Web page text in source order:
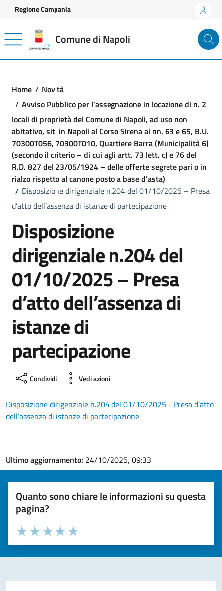
Vai ai contenuti
Vai al footer
Regione Campania
Comune di Napoli
Home
Novità
Avviso Pubblico per l’assegnazione in locazione di n. 2
locali di proprietà del Comune di Napoli, ad uso non
abitativo, siti in Napoli al Corso Sirena ai nn. 63 e 65, B.U.
70300T056, 70300T010, Quartiere Barra (Municipalità 6)
(secondo il criterio – di cui agli artt. 73 lett. c) e 76 del
R.D. 827 del 23/05/1924 – delle offerte segrete pari o in
rialzo rispetto al canone posto a base d’asta)
Disposizione dirigenziale n.204 del 01/10/2025 – Presa
d’atto dell’assenza di istanze di partecipazione
Disposizione
dirigenziale n.204 del
01/10/2025 – Presa
d’atto dell’assenza di
istanze di
partecipazione
Condividi Vedi azioni
Disposizione dirigenziale n.204 del 01/10/2025 - Presa d’atto
dell’assenza di istanze di partecipazione
Ultimo aggiornamento: 24/10/2025, 09:33
Quanto sono chiare le informazioni su questa
pagina?
Valuta la chiarezza delle informazioni (da 1 a 5 stelle)
Seleziona il numero di stelle per valutare la chiarezza delle
Valuta 5 stelle su 5
Valuta 4 stelle su 5
Valuta 3 stelle su 5
Valuta 2 stelle su 5
Valuta 1 stelle su 5